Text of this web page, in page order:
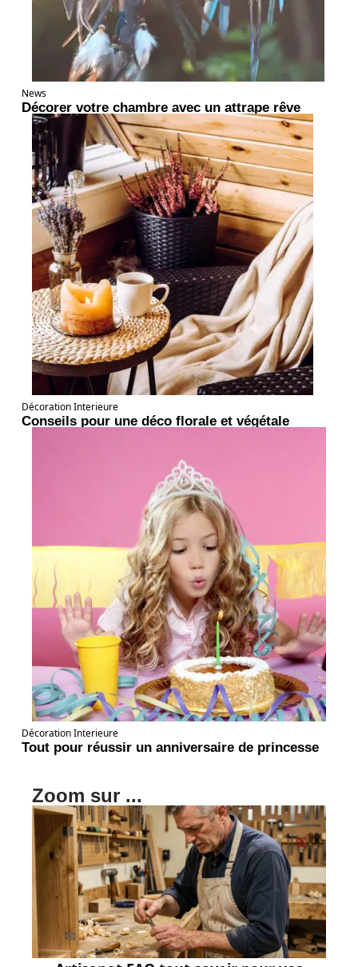
News
Décorer votre chambre avec un attrape rêve
Décoration Interieure
Conseils pour une déco florale et végétale
Décoration Interieure
Tout pour réussir un anniversaire de princesse
Zoom sur ...